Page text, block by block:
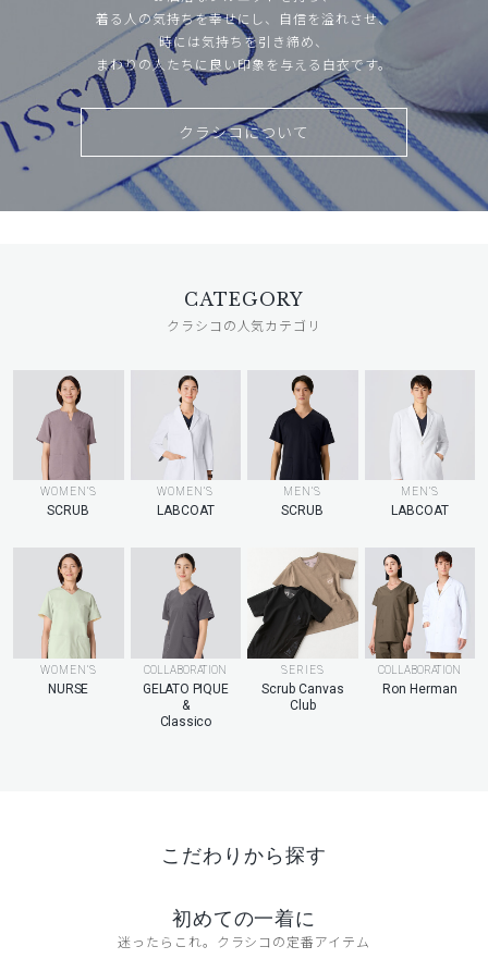
着る人の気持ちを幸せにし、自信を溢れさせ、
時には気持ちを引き締め、
まわりの人たちに良い印象を与える白衣です。
クラシコについて
CATEGORY
クラシコの人気カテゴリ
WOMEN’S
SCRUB
WOMEN’S
LABCOAT
MEN’S
SCRUB
MEN’S
LABCOAT
WOMEN’S
NURSE
COLLABORATION
GELATO PIQUE
&
Classico
SERIES
Scrub Canvas
Club
COLLABORATION
Ron Herman
こだわりから探す
初めての一着に
迷ったらこれ。クラシコの定番アイテム